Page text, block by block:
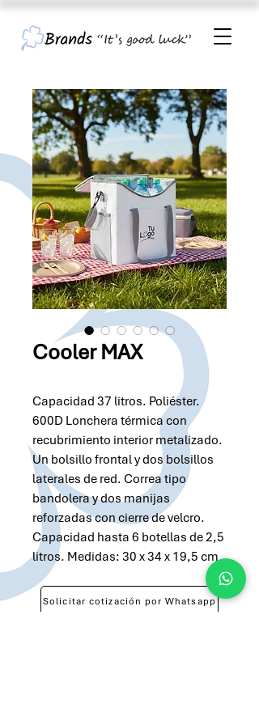
Cooler MAX
Capacidad 37 litros. Poliéster.
600D Lonchera térmica con
recubrimiento interior metalizado.
Un bolsillo frontal y dos bolsillos
laterales de red. Correa tipo
bandolera y dos manijas
reforzadas con cierre de velcro.
Capacidad hasta 6 botellas de 2,5
litros. Medidas: 30 x 34 x 19,5 cm
Solicitar cotización por Whatsapp